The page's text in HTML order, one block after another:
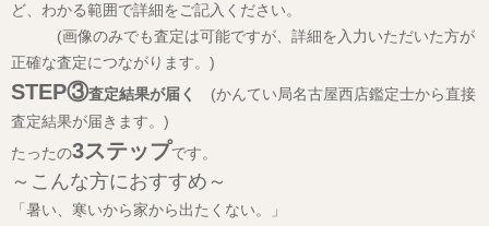
ど、わかる範囲で詳細をご記入ください。
(画像のみでも査定は可能ですが、詳細を入力いただいた方が
正確な査定につながります。)
STEP③査定結果が届く (かんてい局名古屋西店鑑定士から直接
査定結果が届きます。)
たったの3ステップです。
～こんな方におすすめ～
「暑い、寒いから家から出たくない。」